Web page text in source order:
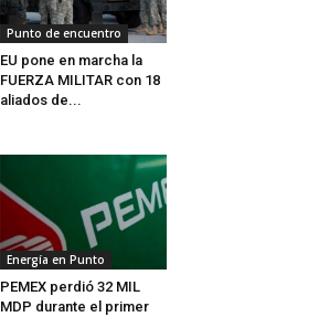
Punto de encuentro
EU pone en marcha la
FUERZA MILITAR con 18
aliados de...
Energía en Punto
PEMEX perdió 32 MIL
MDP durante el primer